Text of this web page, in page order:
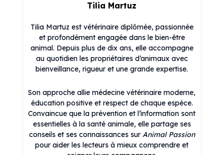
Tilia Martuz
Tilia Martuz est vétérinaire diplômée, passionnée
et profondément engagée dans le bien-être
animal. Depuis plus de dix ans, elle accompagne
au quotidien les propriétaires d’animaux avec
bienveillance, rigueur et une grande expertise.
Son approche allie médecine vétérinaire moderne,
éducation positive et respect de chaque espèce.
Convaincue que la prévention et l’information sont
essentielles à la santé animale, elle partage ses
conseils et ses connaissances sur Animal Passion
pour aider les lecteurs à mieux comprendre et